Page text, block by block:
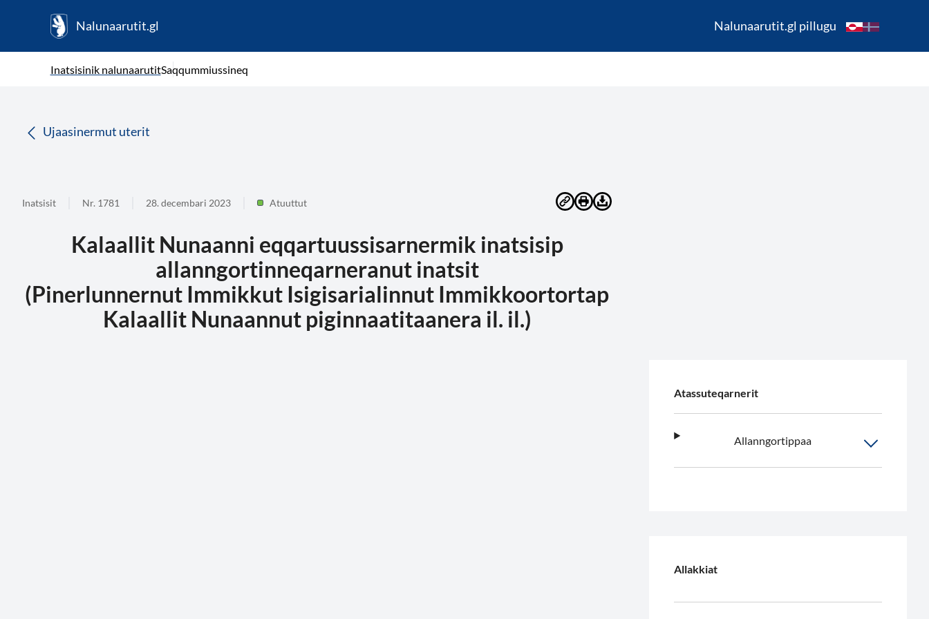
Nalunaarutit.gl Nalunaarutit.gl pillugu
Inatsisinik nalunaarutitSaqqummiussineq
Ujaasinermut uterit
Inatsisit Nr. 1781 28. decembari 2023 Atuuttut
Kalaallit Nunaanni eqqartuussisarnermik inatsisip
allanngortinneqarneranut inatsit
(Pinerlunnernut Immikkut Isigisarialinnut Immikkoortortap
Kalaallit Nunaannut piginnaatitaanera il. il.)
Atassuteqarnerit
Allanngortippaa
Allakkiat